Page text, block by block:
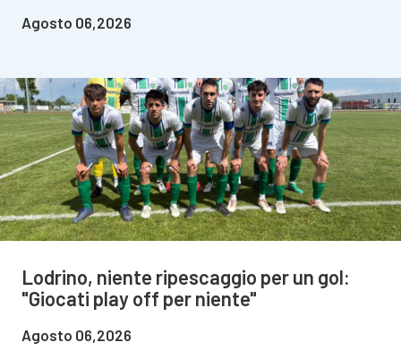
Agosto 06,2026
Lodrino, niente ripescaggio per un gol:
"Giocati play off per niente"
Agosto 06,2026